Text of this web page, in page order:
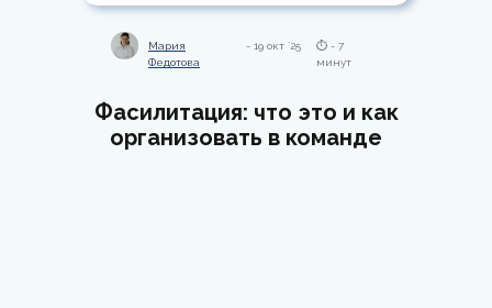
Мария
Федотова
- 19 окт `25
⏱ - 7
минут
Фасилитация: что это и как
организовать в команде